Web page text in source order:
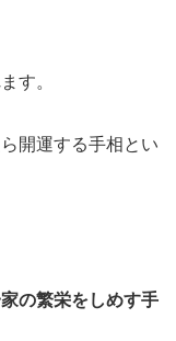
す。
開運する手相とい
の繁栄をしめす手